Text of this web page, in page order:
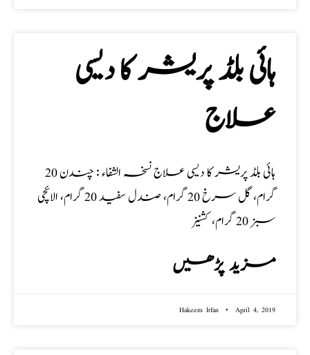
ہائی بلڈ پریشر کا دیسی
علاج
گرام، گل سرخ 20 گرام، صندل سفید 20 گرام، الائچی
سبز 20 گرام، کشنیز
مزید پڑھیں
Hakeem Irfan April 4, 2019